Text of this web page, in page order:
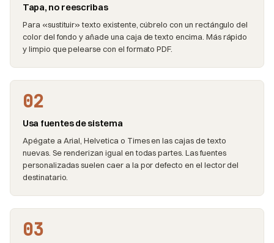
Tapa, no reescribas
Para «sustituir» texto existente, cúbrelo con un rectángulo del
color del fondo y añade una caja de texto encima. Más rápido
y limpio que pelearse con el formato PDF.
02
Usa fuentes de sistema
Apégate a Arial, Helvetica o Times en las cajas de texto
nuevas. Se renderizan igual en todas partes. Las fuentes
personalizadas suelen caer a la por defecto en el lector del
destinatario.
03